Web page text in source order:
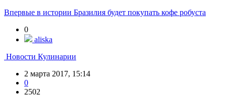
Впервые в истории Бразилия будет покупать кофе робуста
0
aliska
Новости Кулинарии
2 марта 2017, 15:14
0
2502